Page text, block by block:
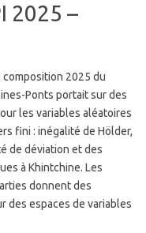
2025 –
composition 2025 du
Ponts portait sur des
les variables aléatoires
fini : inégalité de Hölder,
de déviation et des
à Khintchine. Les
donnent des
des espaces de variables